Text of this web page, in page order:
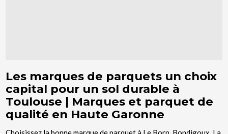
Les marques de parquets un choix
capital pour un sol durable à
Toulouse | Marques et parquet de
qualité en Haute Garonne